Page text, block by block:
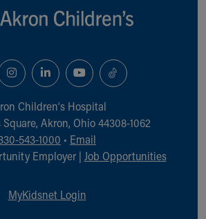
Children‘s Hospital
Akron, Ohio 44308-1062
543-1000 • Email
Employer | Job Opportunities
MyKidsnet Login